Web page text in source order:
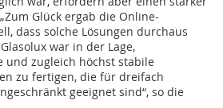
Glück ergab die Online-
dass solche Lösungen durchaus
war in der Lage,
und zugleich höchst stabile
zu fertigen, die für dreifach
geeignet sind“, so die